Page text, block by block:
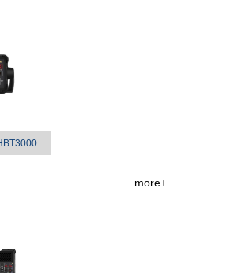
6 1/2位高压电池内阻测试仪HBT3000系列
more+